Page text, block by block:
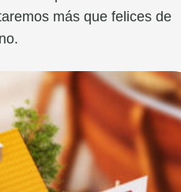
más que felices de